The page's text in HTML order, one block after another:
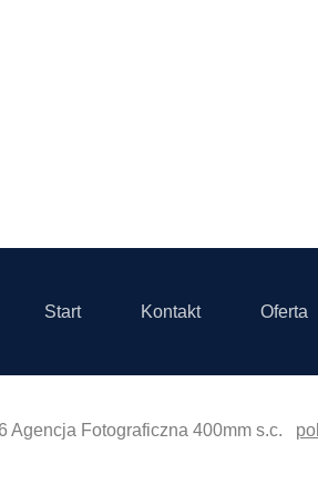
Start Kontakt Oferta
Agencja Fotograficzna 400mm s.c.